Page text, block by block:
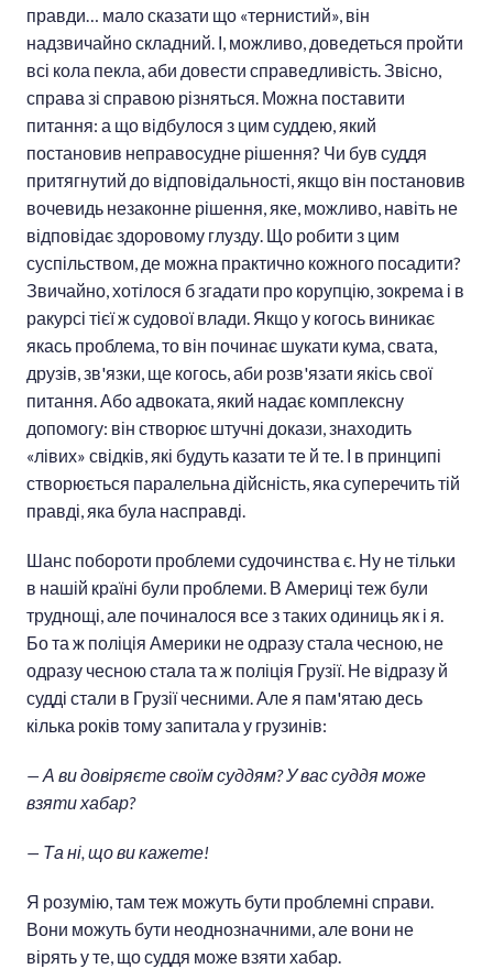
правди… мало сказати що «тернистий», він
надзвичайно складний. І, можливо, доведеться пройти
всі кола пекла, аби довести справедливість. Звісно,
справа зі справою різняться. Можна поставити
питання: а що відбулося з цим суддею, який
постановив неправосудне рішення? Чи був суддя
притягнутий до відповідальності, якщо він постановив
вочевидь незаконне рішення, яке, можливо, навіть не
відповідає здоровому глузду. Що робити з цим
суспільством, де можна практично кожного посадити?
Звичайно, хотілося б згадати про корупцію, зокрема і в
ракурсі тієї ж судової влади. Якщо у когось виникає
якась проблема, то він починає шукати кума, свата,
друзів, зв'язки, ще когось, аби розв'язати якісь свої
питання. Або адвоката, який надає комплексну
допомогу: він створює штучні докази, знаходить
«лівих» свідків, які будуть казати те й те. І в принципі
створюється паралельна дійсність, яка суперечить тій
правді, яка була насправді.
Шанс побороти проблеми судочинства є. Ну не тільки
в нашій країні були проблеми. В Америці теж були
труднощі, але починалося все з таких одиниць як і я.
Бо та ж поліція Америки не одразу стала чесною, не
одразу чесною стала та ж поліція Грузії. Не відразу й
судді стали в Грузії чесними. Але я пам'ятаю десь
кілька років тому запитала у грузинів:
— А ви довіряєте своїм суддям? У вас суддя може
взяти хабар?
— Та ні, що ви кажете!
Я розумію, там теж можуть бути проблемні справи.
Вони можуть бути неоднозначними, але вони не
вірять у те, що суддя може взяти хабар.